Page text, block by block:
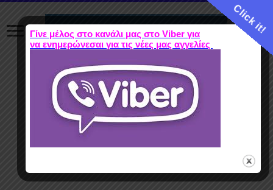
Click it!
Γίνε μέλος στο κανάλι μας στο Viber για
να ενημερώνεσαι για τις νέες μας αγγελίες